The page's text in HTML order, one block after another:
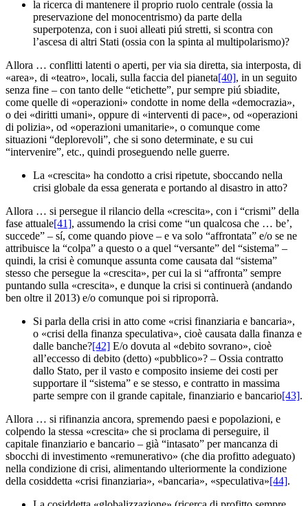
la ricerca di mantenere il proprio ruolo centrale (ossia la
preservazione del monocentrismo) da parte della
superpotenza, con i suoi alleati piú stretti, si scontra con
l’ascesa di altri Stati (ossia con la spinta al multipolarismo)?
Allora … conflitti latenti o aperti, per via sia diretta, sia interposta, di
«area», di «teatro», locali, sulla faccia del pianeta[40], in un seguito
senza fine – con tanto delle “etichette”, pur sempre piú sbiadite,
come quelle di «operazioni» condotte in nome della «democrazia»,
o dei «diritti umani», oppure di «interventi di pace», od «operazioni
di polizia», od «operazioni umanitarie», o comunque come
situazioni “deplorevoli”, che si sono determinate, e su cui
“intervenire”, etc., quindi proseguendo nelle guerre.
La «crescita» ha condotto a crisi ripetute, sboccando nella
crisi globale da essa generata e portando al disastro in atto?
Allora … si persegue il rilancio della «crescita», con i “crismi” della
fase attuale[41], assumendo la crisi come “un qualcosa che … be’,
succede” – sí, come quando piove – e va solo “affrontata” e/o se ne
attribuisce la “colpa” a questo o a quel “versante” del “sistema” –
quindi, la crisi è comunque assunta come causata dal “sistema”
stesso che persegue la «crescita», per cui la si “affronta” sempre
puntando sulla «crescita», e dunque la crisi si continuerà (andando
ben oltre il 2013) e/o comunque poi si riproporrà.
Si parla della crisi in atto come «crisi finanziaria e bancaria»,
o «crisi della finanza speculativa», cioè causata dalla finanza e
dalle banche?[42] E/o dovuta al «debito sovrano», cioè
all’eccesso di debito (detto) «pubblico»? – Ossia contratto
dallo Stato, per il vasto e composito insieme dei costi per
supportare il “sistema” e se stesso, e contratto in massima
parte sempre con il grande capitale, finanziario e bancario[43].
Allora … si rifinanzia ancora, spremendo paesi e popolazioni, e
colpendo la stessa «crescita» che si proclama di perseguire, il
capitale finanziario e bancario – già “intasato” per mancanza di
sbocchi di investimento «remunerativo» (che dia profitto adeguato)
nella condizione di crisi, alimentando ulteriormente la condizione
della cosiddetta «crisi finanziaria», «bancaria», «speculativa»[44].